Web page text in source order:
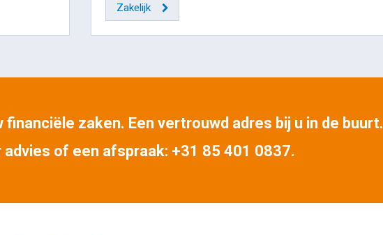
Zakelijk
zaken. Een vertrouwd adres bij u in de buurt.
of een afspraak: +31 85 401 0837.